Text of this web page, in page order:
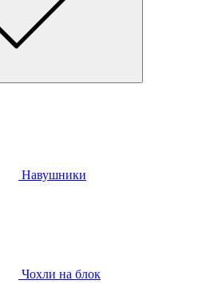
Навушники
Чохли на блок